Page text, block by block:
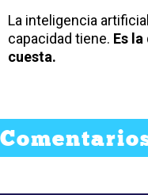
La inteligencia
capacidad tiene. Es
cuesta.